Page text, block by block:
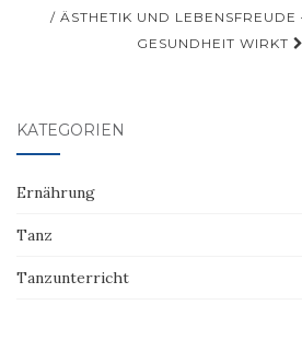
/ ÄSTHETIK UND
GESUNDHEIT WIRKT
KATEGORIEN
Ernährung
Tanz
Tanzunterricht